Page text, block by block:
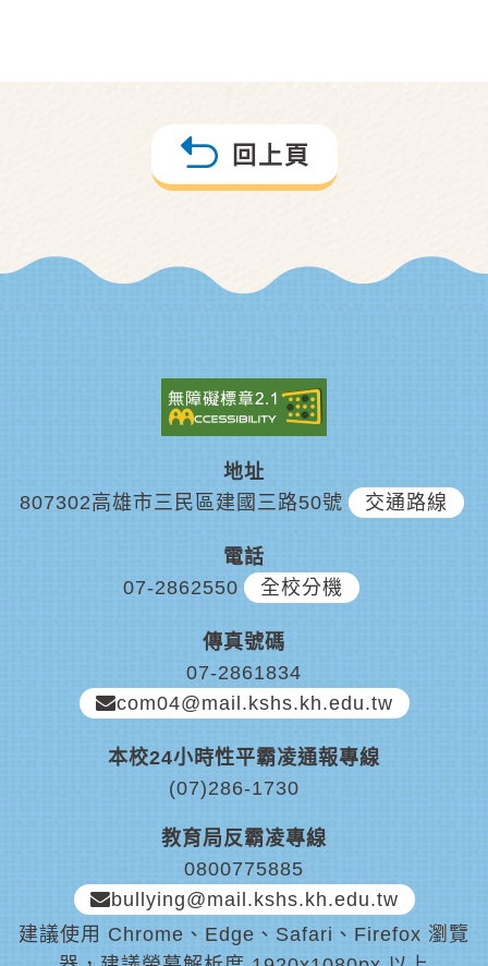
回上頁
地址
807302高雄市三民區建國三路50號
交通路線
電話
07-2862550
全校分機
傳真號碼
07-2861834
com04@mail.kshs.kh.edu.tw
本校24小時性平霸凌通報專線
(07)286-1730
教育局反霸凌專線
0800775885
bullying@mail.kshs.kh.edu.tw
建議使用 Chrome、Edge、Safari、Firefox 瀏覽